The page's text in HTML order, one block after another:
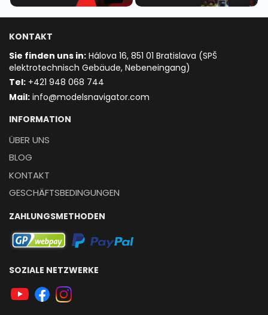
KONTAKT
Sie finden uns in: Hálova 16, 851 01 Bratislava (SPŠ
elektrotechnisch Gebäude, Nebeneingang)
Tel: +421 948 068 744
Mail: info@modelsnavigator.com
INFORMATION
ÜBER UNS
BLOG
KONTAKT
GESCHÄFTSBEDINGUNGEN
ZAHLUNGSMETHODEN
SOZIALE NETZWERKE